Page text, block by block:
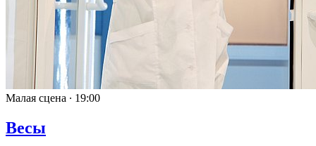
Малая сцена ∙ 19:00
Весы